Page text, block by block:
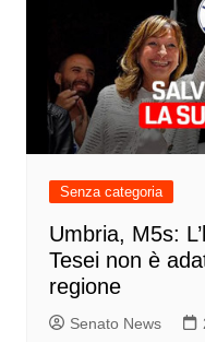
Senza categoria
Umbria, M5s:
Tesei non è
regione
Senato News